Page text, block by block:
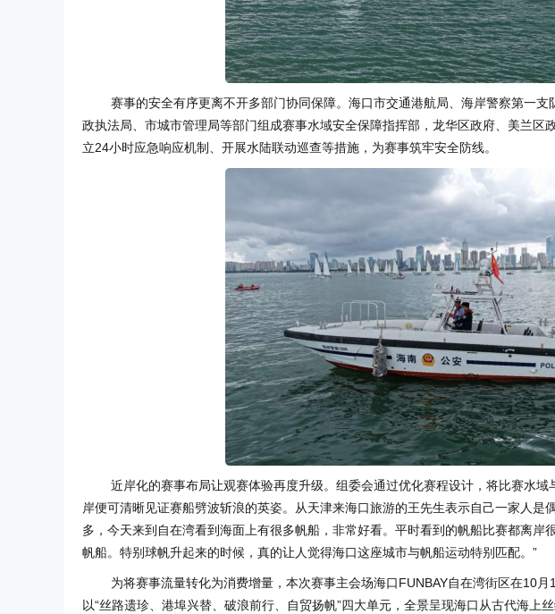
赛事的安全有序更离不开多部门协同保障。海口市交通港航局、海岸警察第一
政执法局、市城市管理局等部门组成赛事水域安全保障指挥部，龙华区政府、美兰区
立24小时应急响应机制、开展水陆联动巡查等措施，为赛事筑牢安全防线。
近岸化的赛事布局让观赛体验再度升级。组委会通过优化赛程设计，将比赛水
岸便可清晰见证赛船劈波斩浪的英姿。从天津来海口旅游的王先生表示自己一家人是
多，今天来到自在湾看到海面上有很多帆船，非常好看。平时看到的帆船比赛都离岸
帆船。特别球帆升起来的时候，真的让人觉得海口这座城市与帆船运动特别匹配。”
为将赛事流量转化为消费增量，本次赛事主会场海口FUNBAY自在湾街区在10
以“丝路遗珍、港埠兴替、破浪前行、自贸扬帆”四大单元，全景呈现海口从古代海上